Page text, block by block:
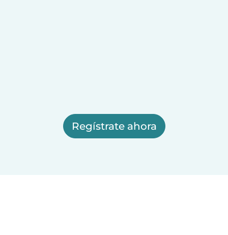
Regístrate ahora